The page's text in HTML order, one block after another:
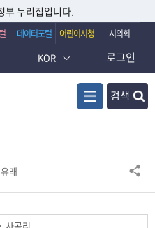
부 누리집입니다.
데이터포털 어린이시청
시의회
KOR
검색
로그인
래